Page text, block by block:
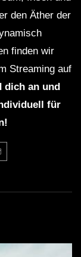
den Äther der
finden wir
Streaming auf
dich an und
für